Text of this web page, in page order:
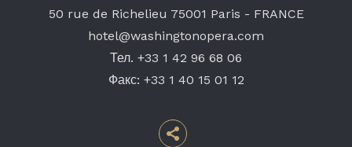
50 rue de Richelieu 75001 Paris - FRANCE
hotel@washingtonopera.com
Тел. +33 1 42 96 68 06
Факс: +33 1 40 15 01 12